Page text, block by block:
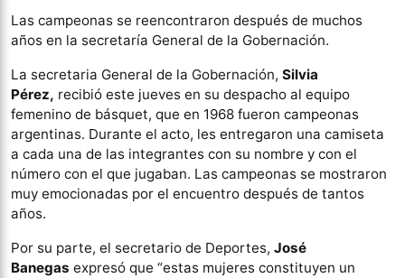
Las campeonas se reencontraron después de muchos
años en la secretaría General de la Gobernación.
La secretaria General de la Gobernación, Silvia
Pérez, recibió este jueves en su despacho al equipo
femenino de básquet, que en 1968 fueron campeonas
argentinas. Durante el acto, les entregaron una camiseta
a cada una de las integrantes con su nombre y con el
número con el que jugaban. Las campeonas se mostraron
muy emocionadas por el encuentro después de tantos
años.
Por su parte, el secretario de Deportes, José
Banegas expresó que “estas mujeres constituyen un